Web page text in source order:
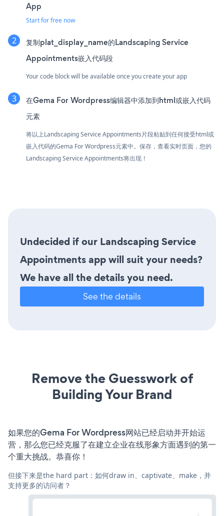
App
Start for free now
复制plat_display_name的Landscaping Service
Appointments嵌入代码段
Your code block will be available once you create your app
在Gema For Wordpress编辑器中添加到html或嵌入代码
元素
将以上Landscaping Service Appointments片段粘贴到任何接受html或
嵌入代码的Gema For Wordpress元素中。保存，查看实时页面，您的
Landscaping Service Appointments将出现！
Undecided if our Landscaping Service
Appointments app will suit your needs?
We have all the details you need.
See the details
Remove the Guesswork of
Building Your Brand
如果您的Gema For Wordpress网站已经启动并开始运
营，那么您已经克服了在建立企业在线形象方面遇到的第一
个重大挑战。恭喜你！
但接下来是the hard part：如何draw in、captivate、make，并
支持更多的访问者？